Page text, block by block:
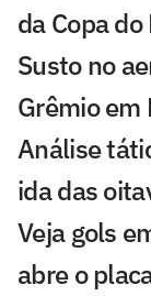
da Copa
Susto no
Grêmio em
Análise
ida das
Veja gols
abre o